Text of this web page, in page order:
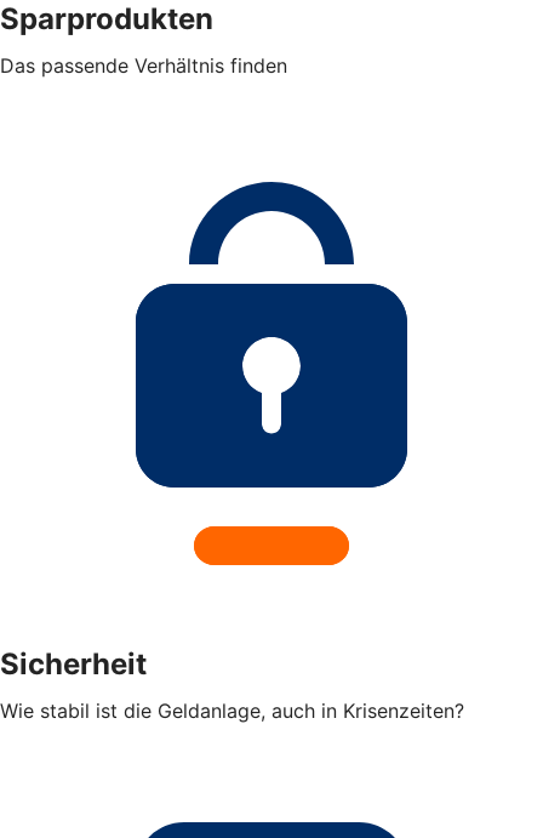
Sparprodukten
Das passende Verhältnis finden
Sicherheit
Wie stabil ist die Geldanlage, auch in Krisenzeiten?